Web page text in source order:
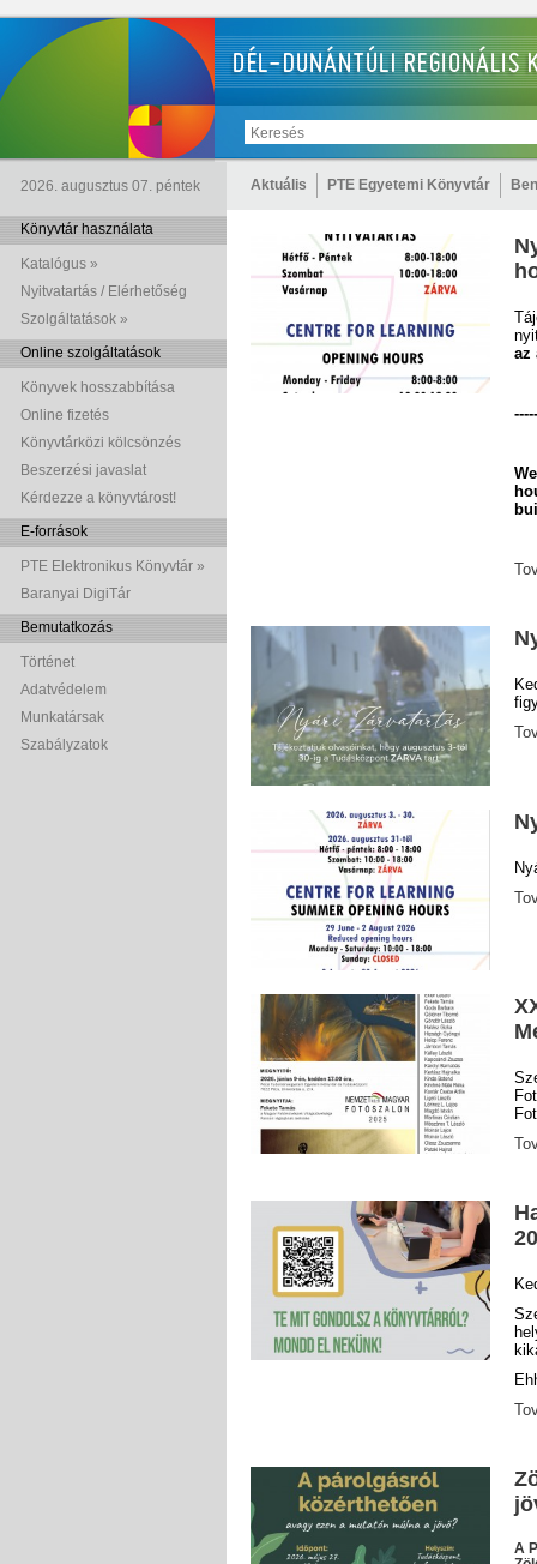
2026. augusztus 07. péntek Aktuális PTE Egyetemi Könyvtár
Könyvtár használata
Katalógus »
Nyitvatartás / Elérhetőség
Szolgáltatások »
Online szolgáltatások
Könyvek hosszabbítása
Online fizetés
Könyvtárközi kölcsönzés
Beszerzési javaslat
Kérdezze a könyvtárost!
E-források
PTE Elektronikus Könyvtár »
Baranyai DigiTár
Bemutatkozás
Történet
Adatvédelem
Munkatársak
Szabályzatok
az
A